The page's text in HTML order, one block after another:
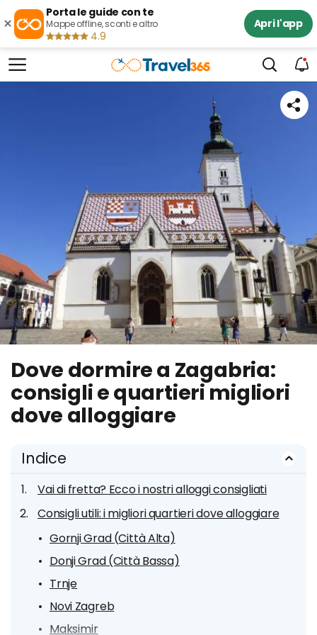
×
Porta le guide con te
Mappe offline, sconti e altro
4.9
Apri l'app
Dove dormire a Zagabria:
consigli e quartieri migliori
dove alloggiare
Indice
Vai di fretta? Ecco i nostri alloggi consigliati
Consigli utili: i migliori quartieri dove alloggiare
Gornji Grad (Città Alta)
Donji Grad (Città Bassa)
Trnje
Novi Zagreb
Maksimir